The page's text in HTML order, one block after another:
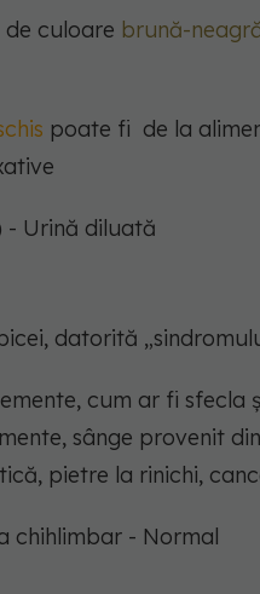
de culoare brună-
poate fi de la
- Urină diluată
datorită
cum ar fi sfecla
sânge provenit
pietre la rinichi,
chihlimbar - Normal